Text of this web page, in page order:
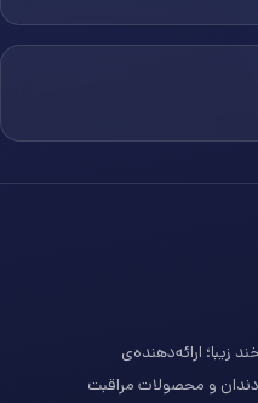
ارائه‌دهنده‌ی
و محصولات مراقبت